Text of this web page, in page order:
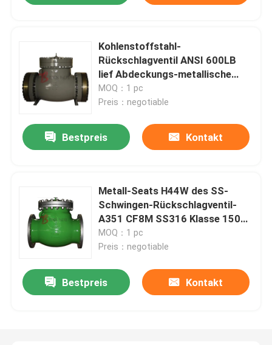
Haus
Über uns
Kohlenstoffstahl-
Rückschlagventil ANSI 600LB
lief Abdeckungs-metallische
Sitzoberfläche weg
MOQ：1 pc
Preis：negotiable
Bestpreis Kontakt
Metall-Seats H44W des SS-
Schwingen-Rückschlagventil-
A351 CF8M SS316 Klasse 150LB
- 2500LB
MOQ：1 pc
Preis：negotiable
Bestpreis Kontakt
Bestückter geschmiedeter legierter Stahl-Schieber BW 1500LB entblößen Stamm mit ISO 5211